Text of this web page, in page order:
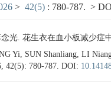
> 42(5) : 780-787. >
光. 花生衣在血小板减少症
Yi, SUN Shanliang, LI
42(5): 780-787. DOI: